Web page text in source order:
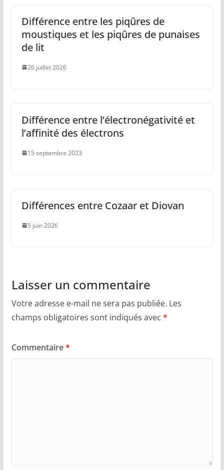
Différence entre les piqûres de
moustiques et les piqûres de punaises
de lit
26 juillet 2026
Différence entre l’électronégativité et
l’affinité des électrons
15 septembre 2023
Différences entre Cozaar et Diovan
5 juin 2026
Laisser un commentaire
Votre adresse e-mail ne sera pas publiée. Les
champs obligatoires sont indiqués avec *
Commentaire*